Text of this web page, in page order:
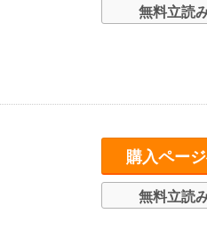
無料立読
購入ペー
無料立読